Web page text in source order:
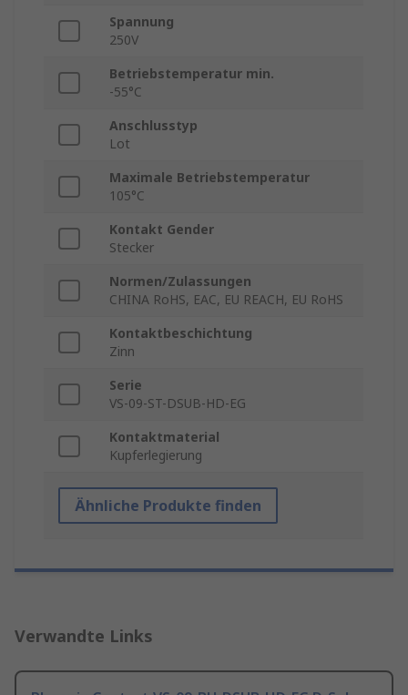
Spannung
250V
Betriebstemperatur min.
-55°C
Anschlusstyp
Lot
Maximale Betriebstemperatur
105°C
Kontakt Gender
Stecker
Normen/Zulassungen
CHINA RoHS, EAC, EU REACH, EU RoHS
Kontaktbeschichtung
Zinn
Serie
VS-09-ST-DSUB-HD-EG
Kontaktmaterial
Kupferlegierung
Ähnliche Produkte finden
Verwandte Links